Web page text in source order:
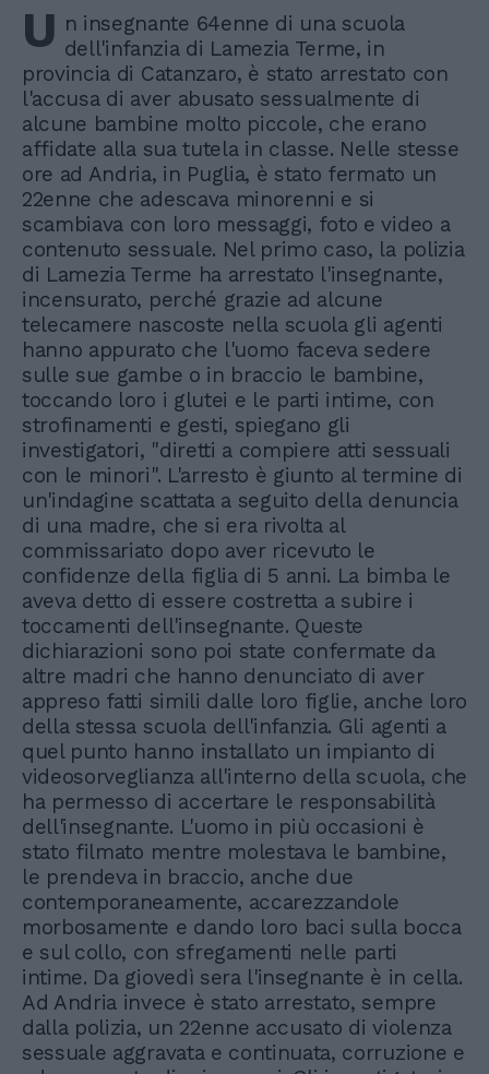
U n insegnante 64enne di una scuola
dell'infanzia di Lamezia Terme, in
provincia di Catanzaro, è stato arrestato con
l'accusa di aver abusato sessualmente di
alcune bambine molto piccole, che erano
affidate alla sua tutela in classe. Nelle stesse
ore ad Andria, in Puglia, è stato fermato un
22enne che adescava minorenni e si
scambiava con loro messaggi, foto e video a
contenuto sessuale. Nel primo caso, la polizia
di Lamezia Terme ha arrestato l'insegnante,
incensurato, perché grazie ad alcune
telecamere nascoste nella scuola gli agenti
hanno appurato che l'uomo faceva sedere
sulle sue gambe o in braccio le bambine,
toccando loro i glutei e le parti intime, con
strofinamenti e gesti, spiegano gli
investigatori, "diretti a compiere atti sessuali
con le minori". L'arresto è giunto al termine di
un'indagine scattata a seguito della denuncia
di una madre, che si era rivolta al
commissariato dopo aver ricevuto le
confidenze della figlia di 5 anni. La bimba le
aveva detto di essere costretta a subire i
toccamenti dell'insegnante. Queste
dichiarazioni sono poi state confermate da
altre madri che hanno denunciato di aver
appreso fatti simili dalle loro figlie, anche loro
della stessa scuola dell'infanzia. Gli agenti a
quel punto hanno installato un impianto di
videosorveglianza all'interno della scuola, che
ha permesso di accertare le responsabilità
dell'insegnante. L'uomo in più occasioni è
stato filmato mentre molestava le bambine,
le prendeva in braccio, anche due
contemporaneamente, accarezzandole
morbosamente e dando loro baci sulla bocca
e sul collo, con sfregamenti nelle parti
intime. Da giovedì sera l'insegnante è in cella.
Ad Andria invece è stato arrestato, sempre
dalla polizia, un 22enne accusato di violenza
sessuale aggravata e continuata, corruzione e